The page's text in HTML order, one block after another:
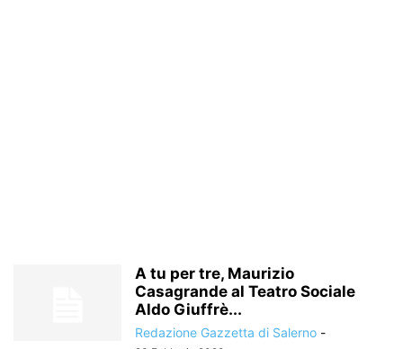
A tu per tre, Maurizio
Casagrande al Teatro Sociale
Aldo Giuffrè...
Redazione Gazzetta di Salerno -